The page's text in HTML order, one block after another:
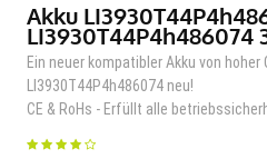
Akku
LI3930T44P4h486074
Ein neuer kompatibler Akku von
LI3930T44P4h486074 neu!
CE & RoHs - Erfüllt alle